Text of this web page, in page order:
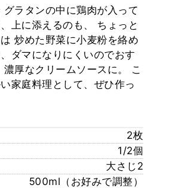
ラタンの中に鶏肉が入って
上に添えるのも、 ちょっと
炒めた野菜に小麦粉を絡め
ダマになりにくいのでおす
厚なクリームソースに。 こ
家庭料理として、ぜひ作っ
2枚
1/2個
大さじ2
500ml（お好みで調整）